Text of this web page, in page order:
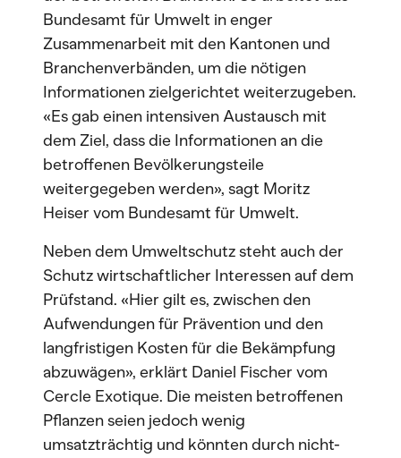
Bundesamt für Umwelt in enger
Zusammenarbeit mit den Kantonen und
Branchenverbänden, um die nötigen
Informationen zielgerichtet weiterzugeben.
«Es gab einen intensiven Austausch mit
dem Ziel, dass die Informationen an die
betroffenen Bevölkerungsteile
weitergegeben werden», sagt Moritz
Heiser vom Bundesamt für Umwelt.
Neben dem Umweltschutz steht auch der
Schutz wirtschaftlicher Interessen auf dem
Prüfstand. «Hier gilt es, zwischen den
Aufwendungen für Prävention und den
langfristigen Kosten für die Bekämpfung
abzuwägen», erklärt Daniel Fischer vom
Cercle Exotique. Die meisten betroffenen
Pflanzen seien jedoch wenig
umsatzträchtig und könnten durch nicht-